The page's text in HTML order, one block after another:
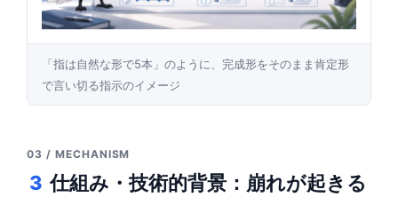
「指は自然な形で5本」のように、完成形をそのまま肯定形
で言い切る指示のイメージ
03 / MECHANISM
3 仕組み・技術的背景：崩れが起きる